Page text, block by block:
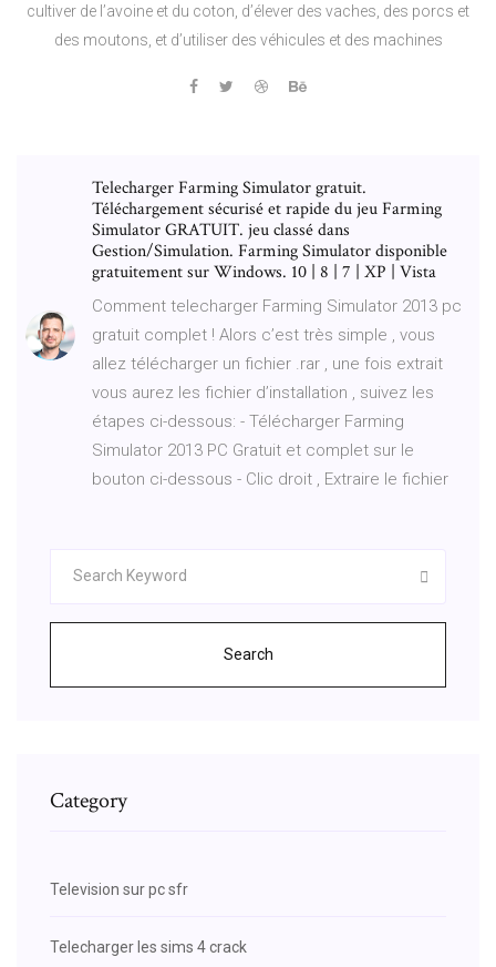
cultiver de l’avoine et du coton, d’élever des vaches, des porcs et
des moutons, et d’utiliser des véhicules et des machines
Telecharger Farming Simulator gratuit.
Téléchargement sécurisé et rapide du jeu Farming
Simulator GRATUIT. jeu classé dans
Gestion/Simulation. Farming Simulator disponible
gratuitement sur Windows. 10 | 8 | 7 | XP | Vista
Comment telecharger Farming Simulator 2013 pc
gratuit complet ! Alors c’est très simple , vous
allez télécharger un fichier .rar , une fois extrait
vous aurez les fichier d’installation , suivez les
étapes ci-dessous: - Télécharger Farming
Simulator 2013 PC Gratuit et complet sur le
bouton ci-dessous - Clic droit , Extraire le fichier
Search
Category
Television sur pc sfr
Telecharger les sims 4 crack